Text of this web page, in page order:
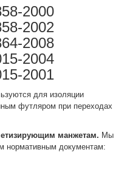
2000
2002
2008
2004
2001
для изоляции
футляром при переходах
манжетам. Мы
нормативным документам: